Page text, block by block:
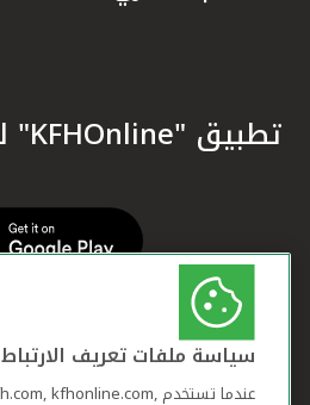
تطبيق "KFHOnline" للهواتف الذكية
سياسة ملفات تعريف الارتباط